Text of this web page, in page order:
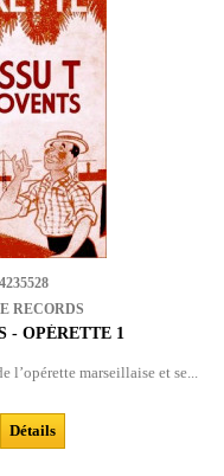
RECORDS
- OPÉRETTE 1
l’opérette marseillaise et se...
Détails